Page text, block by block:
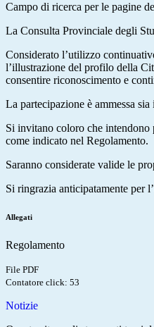
Campo di ricerca per le pagine
La Consulta Provinciale degli
Considerato l’utilizzo
l’illustrazione del profilo della
consentire riconoscimento e
La partecipazione è ammessa
Si invitano coloro che intendono
come indicato nel Regolamento.
Saranno considerate valide le
Si ringrazia anticipatamente per
Allegati
Regolamento
File PDF
Contatore click: 53
Notizie